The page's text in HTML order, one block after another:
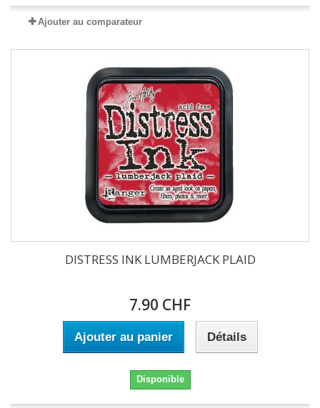
Ajouter au comparateur
DISTRESS INK LUMBERJACK PLAID
7.90 CHF
Ajouter au panier Détails
Disponible